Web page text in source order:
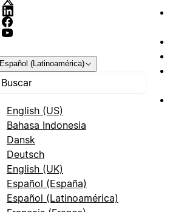
Español (Latinoamérica)
English (US)
Bahasa Indonesia
Dansk
Deutsch
English (UK)
Español (España)
Español (Latinoamérica)